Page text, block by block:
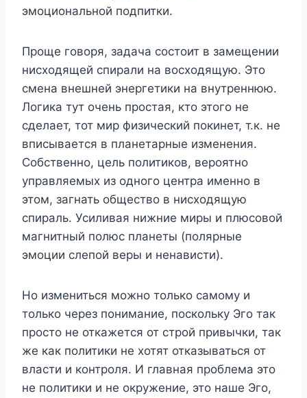
эмоциональной подпитки.
Проще говоря, задача состоит в замещении
нисходящей спирали на восходящую. Это
смена внешней энергетики на внутреннюю.
Логика тут очень простая, кто этого не
сделает, тот мир физический покинет, т.к. не
вписывается в планетарные изменения.
Собственно, цель политиков, вероятно
управляемых из одного центра именно в
этом, загнать общество в нисходящую
спираль. Усиливая нижние миры и плюсовой
магнитный полюс планеты (полярные
эмоции слепой веры и ненависти).
Но измениться можно только самому и
только через понимание, поскольку Эго так
просто не откажется от строй привычки, так
же как политики не хотят отказываться от
власти и контроля. И главная проблема это
не политики и не окружение, это наше Эго,